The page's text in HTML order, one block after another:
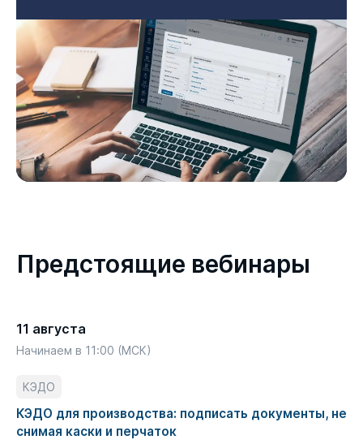
Предстоящие вебинары
11 августа
Начинаем в 11:00 (МСК)
КЭДО
КЭДО для производства: подписать документы, не
снимая каски и перчаток